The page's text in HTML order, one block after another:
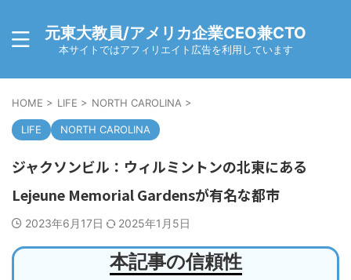
元東大教員/アメリカ企業CEO兼CTO
本サイトではアフィリエイト広告を利用しています
HOME > LIFE > NORTH CAROLINA >
LIFE NORTH CAROLINA
ジャクソンビル：ウィルミントンの北東にある
Lejeune Memorial Gardensが有名な都市
2023年6月17日 2025年1月5日
本記事の信頼性